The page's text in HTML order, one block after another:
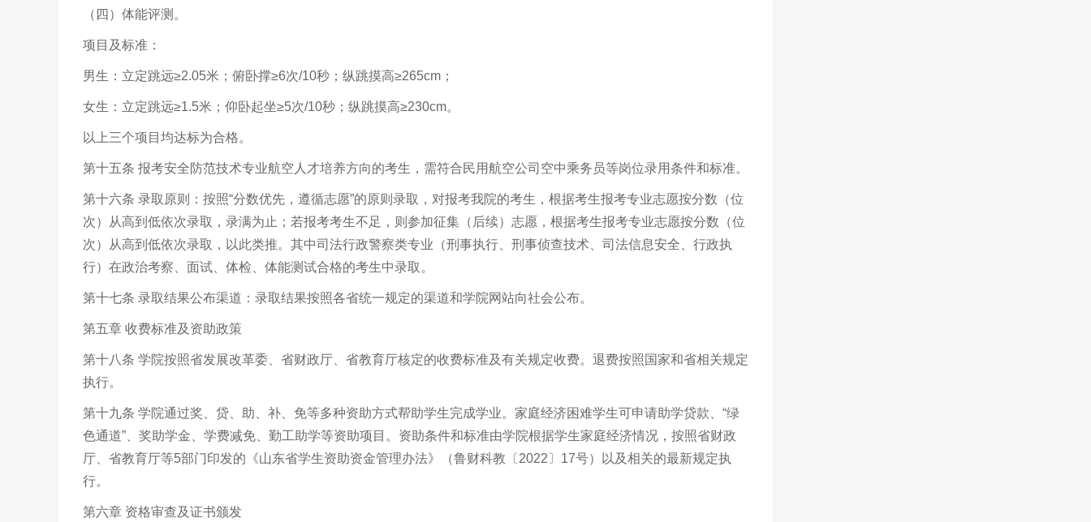
（四）体能评测。
项目及标准：
男生：立定跳远≥2.05米；俯卧撑≥6次/10秒；纵跳摸高≥265cm；
女生：立定跳远≥1.5米；仰卧起坐≥5次/10秒；纵跳摸高≥230cm。
以上三个项目均达标为合格。
第十五条 报考安全防范技术专业航空人才培养方向的考生，需符合民用航空公司空中乘务员等岗位录用条件和标准。
第十六条 录取原则：按照“分数优先，遵循志愿”的原则录取，对报考我院的考生，根据考生报考专业志愿按分数（位
次）从高到低依次录取，录满为止；若报考考生不足，则参加征集（后续）志愿，根据考生报考专业志愿按分数（位
次）从高到低依次录取，以此类推。其中司法行政警察类专业（刑事执行、刑事侦查技术、司法信息安全、行政执
行）在政治考察、面试、体检、体能测试合格的考生中录取。
第十七条 录取结果公布渠道：录取结果按照各省统一规定的渠道和学院网站向社会公布。
第五章 收费标准及资助政策
第十八条 学院按照省发展改革委、省财政厅、省教育厅核定的收费标准及有关规定收费。退费按照国家和省相关规定
执行。
第十九条 学院通过奖、贷、助、补、免等多种资助方式帮助学生完成学业。家庭经济困难学生可申请助学贷款、“绿
色通道”、奖助学金、学费减免、勤工助学等资助项目。资助条件和标准由学院根据学生家庭经济情况，按照省财政
厅、省教育厅等5部门印发的《山东省学生资助资金管理办法》（鲁财科教〔2022〕17号）以及相关的最新规定执
行。
第六章 资格审查及证书颁发